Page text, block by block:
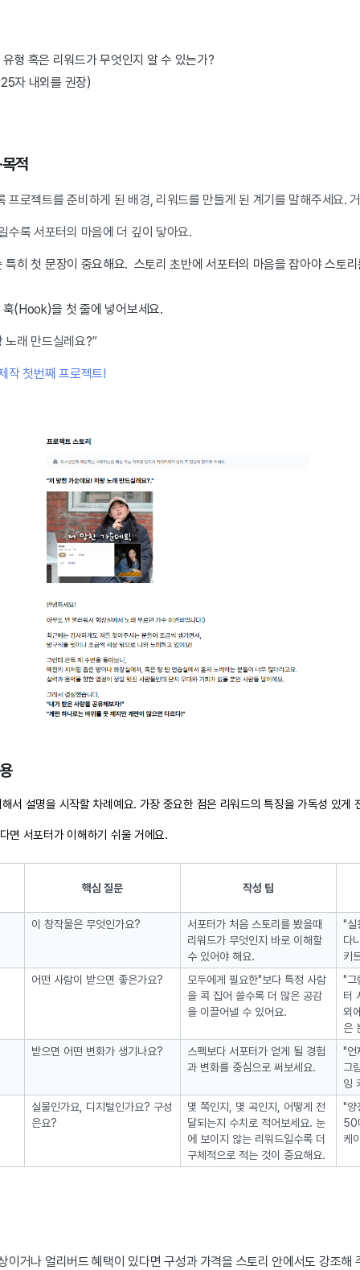
형 혹은 리워드가 무엇인지 알 수 있는가?
자 내외를 권장)
적
프로젝트를 준비하게 된 배경, 리워드를 만들게 된 계기를 말해주세요.
수록 서포터의 마음에 더 깊이 닿아요.
특히 첫 문장이 중요해요. 스토리 초반에 서포터의 마음을 잡아야 스토
(Hook)을 첫 줄에 넣어보세요.
노래 만드실레요?”
작 첫번째 프로젝트!
서 설명을 시작할 차례예요. 가장 중요한 점은 리워드의 특징을 가독성 있
면 서포터가 이해하기 쉬울 거에요.
핵심 질문 작성 팁
이 창작물은 무엇인가요?
서포터가 처음 스토리를 봤을때
리워드가 무엇인지 바로 이해할
수 있어야 해요.
"실
다
키
어떤 사람이 받으면 좋은가요?
모두에게 필요한"보다 특정 사람
을 콕 집어 쓸수록 더 많은 공감
을 이끌어낼 수 있어요.
"그
터
외
은
받으면 어떤 변화가 생기나요?
스펙보다 서포터가 얻게 될 경험
과 변화를 중심으로 써보세요.
"언
그
잉
실물인가요, 디지털인가요? 구성
은요?
몇 쪽인지, 몇 곡인지, 어떻게 전
달되는지 수치로 적어보세요. 눈
에 보이지 않는 리워드일수록 더
구체적으로 적는 것이 중요해요.
"양
50
케
이거나 얼리버드 혜택이 있다면 구성과 가격을 스토리 안에서도 강조해